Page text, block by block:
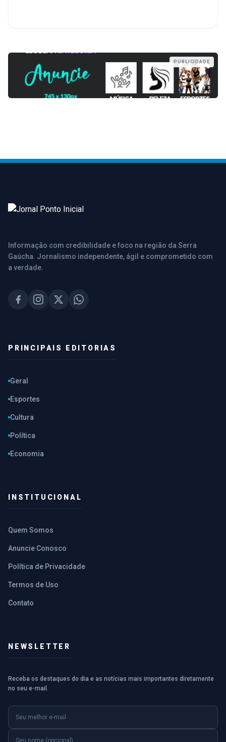
PUBLICIDADE
Informação com credibilidade e foco na região da Serra
Gaúcha. Jornalismo independente, ágil e comprometido com
a verdade.
PRINCIPAIS EDITORIAS
Geral
Esportes
Cultura
Política
Economia
INSTITUCIONAL
Quem Somos
Anuncie Conosco
Política de Privacidade
Termos de Uso
Contato
NEWSLETTER
Receba os destaques do dia e as notícias mais importantes diretamente
no seu e-mail.
E-mail
Nome (opcional)